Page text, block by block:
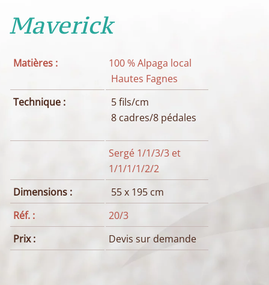
Maverick
Matières :
100 % Alpaga local
Hautes Fagnes
Technique :
5 fils/cm
8 cadres/8 pédales
Sergé 1/1/3/3 et
1/1/1/1/2/2
Dimensions :
55 x 195 cm
Réf. :
20/3
Prix :
Devis sur demande